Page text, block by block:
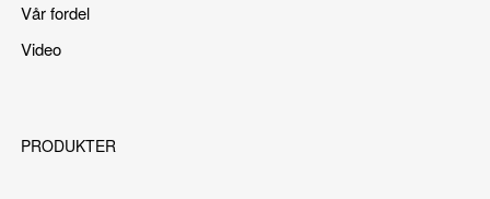
Vår fordel
Video
PRODUKTER